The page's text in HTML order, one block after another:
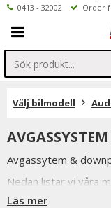
0413 - 32002 Order
Välj bilmodell
Avgassytem &
Nedan listar vi våra
sportavgassystem
Läs mer